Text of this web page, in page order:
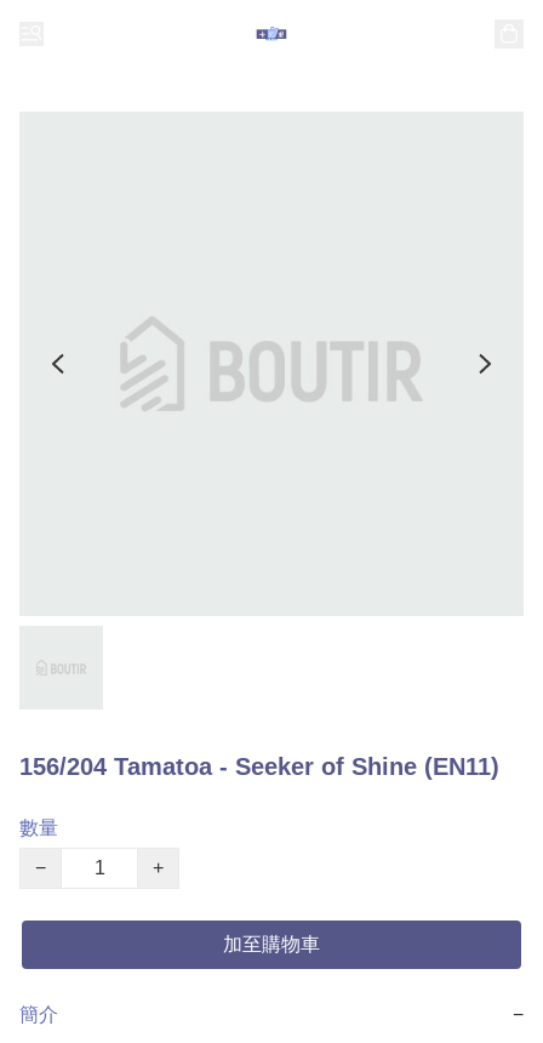
156/204 Tamatoa - Seeker of Shine (EN11)
數量
−
+
加至購物車
簡介 −